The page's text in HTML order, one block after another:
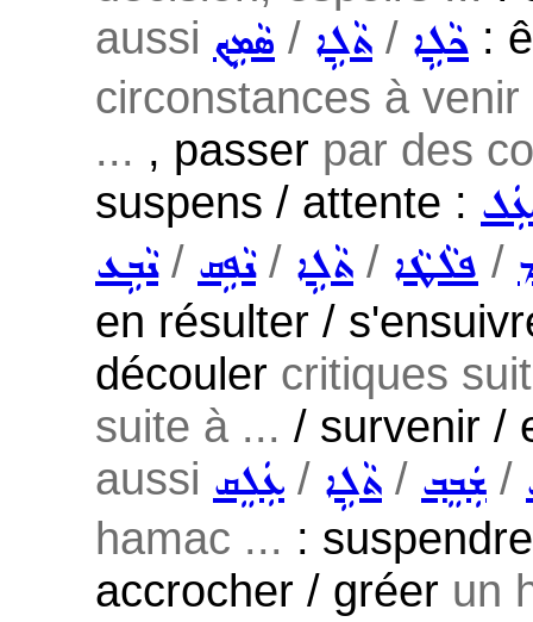
aussi ܣܵܡܹܟ݂ / ܬܵܠܹܐ / ܟܵܠܹܐ :
circonstances à venir
... , passer par des
suspens / attente :
ܢܵܒܹܥ/ ܢܵܦܹܩ/ ܬܵܠܹܐ / ܦܠܵܛܵܐ /
en résulter /
découler critiques
suite à ... / survenir /
aussi ܥܲܠܸܩ / ܬܵܠܹܐ / ܫܲܒܸܒ݂ /
hamac ... :
accrocher / gréer un